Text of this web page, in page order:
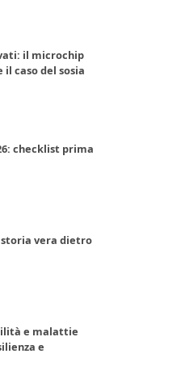
il microchip
caso del sosia
checklist prima
vera dietro
e malattie
e